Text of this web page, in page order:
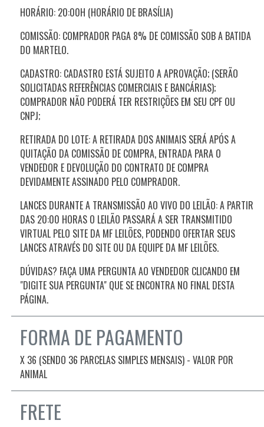
HORÁRIO: 20:00H (HORÁRIO DE BRASÍLIA)
COMISSÃO: COMPRADOR PAGA 8% DE COMISSÃO SOB A BATIDA
DO MARTELO.
CADASTRO: CADASTRO ESTÁ SUJEITO A APROVAÇÃO; (SERÃO
SOLICITADAS REFERÊNCIAS COMERCIAIS E BANCÁRIAS);
COMPRADOR NÃO PODERÁ TER RESTRIÇÕES EM SEU CPF OU
CNPJ;
RETIRADA DO LOTE: A RETIRADA DOS ANIMAIS SERÁ APÓS A
QUITAÇÃO DA COMISSÃO DE COMPRA, ENTRADA PARA O
VENDEDOR E DEVOLUÇÃO DO CONTRATO DE COMPRA
DEVIDAMENTE ASSINADO PELO COMPRADOR.
LANCES DURANTE A TRANSMISSÃO AO VIVO DO LEILÃO: A PARTIR
DAS 20:00 HORAS O LEILÃO PASSARÁ A SER TRANSMITIDO
VIRTUAL PELO SITE DA MF LEILÕES, PODENDO OFERTAR SEUS
LANCES ATRAVÉS DO SITE OU DA EQUIPE DA MF LEILÕES.
DÚVIDAS? FAÇA UMA PERGUNTA AO VENDEDOR CLICANDO EM
"DIGITE SUA PERGUNTA" QUE SE ENCONTRA NO FINAL DESTA
PÁGINA.
FORMA DE PAGAMENTO
X 36 (SENDO 36 PARCELAS SIMPLES MENSAIS) - VALOR POR
ANIMAL
FRETE